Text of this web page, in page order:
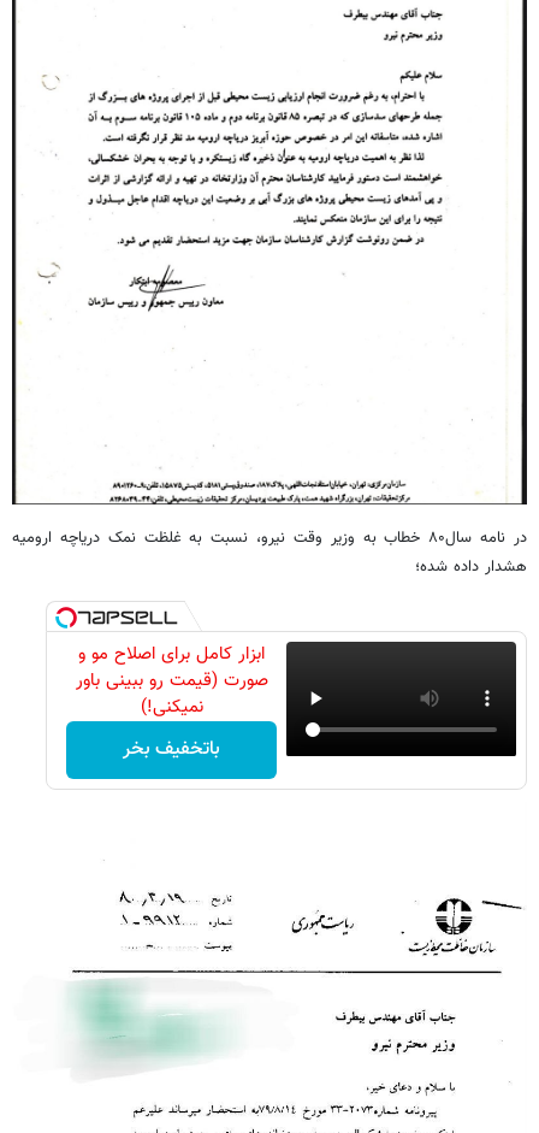
در نامه سال۸۰ خطاب به وزیر وقت نیرو، نسبت به غلظت نمک دریاچه ارومیه
هشدار داده شده؛
ابزار کامل برای اصلاح مو و
صورت (قیمت رو ببینی باور
نمیکنی!)
باتخفیف بخر